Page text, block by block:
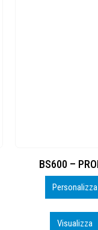
Personalizza
Visualizza